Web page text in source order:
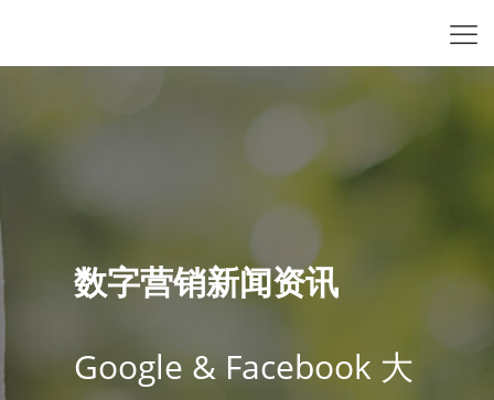
数字营销新闻资讯
Google & Facebook 大